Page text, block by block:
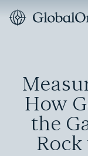
How
the